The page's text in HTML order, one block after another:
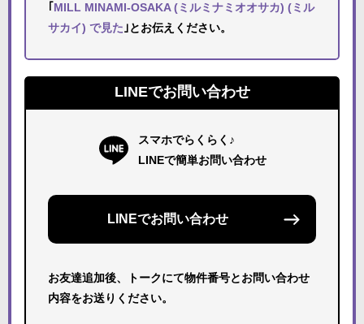
MILL MINAMI-OSAKA (ミルミナミオオサカ) (ミル
サカイ) で見た ｣とお伝えください。
LINEでお問い合わせ
スマホでらくらく♪
LINEで簡単お問い合わせ
LINEでお問い合わせ
お友達追加後、トークにて物件番号とお問い合わせ
内容をお送りください。